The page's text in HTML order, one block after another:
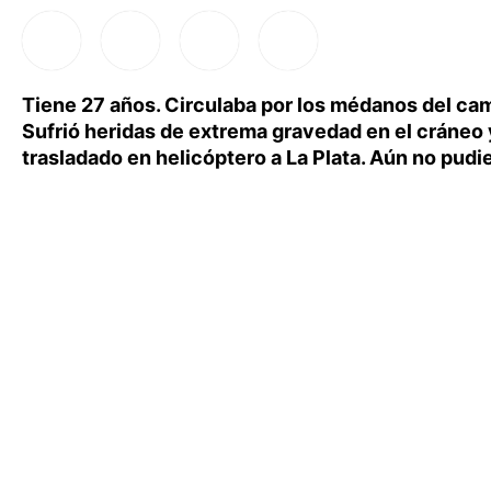
Tiene 27 años. Circulaba por los médanos del
Sufrió heridas de extrema gravedad en el cráneo
trasladado en helicóptero a La Plata. Aún no